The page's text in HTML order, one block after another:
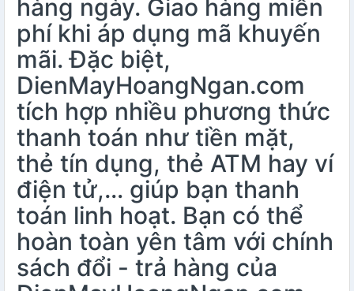
hàng ngày. Giao hàng miễn
phí khi áp dụng mã khuyến
mãi. Đặc biệt,
DienMayHoangNgan.com
tích hợp nhiều phương thức
thanh toán như tiền mặt,
thẻ tín dụng, thẻ ATM hay ví
điện tử,… giúp bạn thanh
toán linh hoạt. Bạn có thể
hoàn toàn yên tâm với chính
sách đổi - trả hàng của